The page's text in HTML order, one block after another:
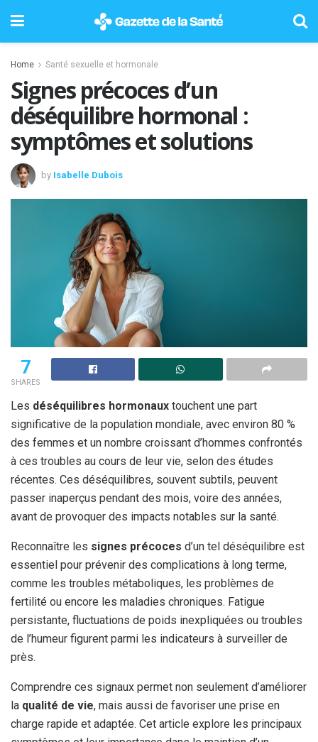
Home Santé sexuelle et hormonale
Signes précoces d’un
déséquilibre hormonal :
symptômes et solutions
by Isabelle Dubois
7
SHARES
Les déséquilibres hormonaux touchent une part
significative de la population mondiale, avec environ 80 %
des femmes et un nombre croissant d’hommes confrontés
à ces troubles au cours de leur vie, selon des études
récentes. Ces déséquilibres, souvent subtils, peuvent
passer inaperçus pendant des mois, voire des années,
avant de provoquer des impacts notables sur la santé.
Reconnaître les signes précoces d’un tel déséquilibre est
essentiel pour prévenir des complications à long terme,
comme les troubles métaboliques, les problèmes de
fertilité ou encore les maladies chroniques. Fatigue
persistante, fluctuations de poids inexpliquées ou troubles
de l’humeur figurent parmi les indicateurs à surveiller de
près.
Comprendre ces signaux permet non seulement d’améliorer
la qualité de vie, mais aussi de favoriser une prise en
charge rapide et adaptée. Cet article explore les principaux